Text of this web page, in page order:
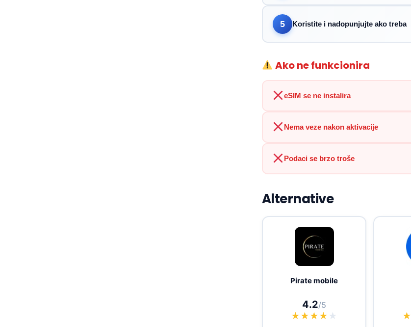
5 Koristite i nadopunjujte ako treba
Ako ne funkcionira
eSIM se ne instalira
Nema veze nakon aktivacije
Podaci se brzo troše
Alternative
Pirate mobile
4.2/5
★★★★ ★ ★